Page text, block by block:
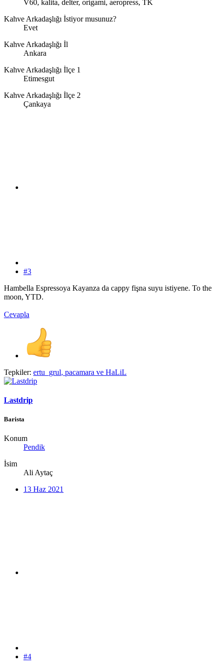
V60, kalita, delter, origami, aeropress, TK
Kahve Arkadaşlığı İstiyor musunuz?
Evet
Kahve Arkadaşlığı İl
Ankara
Kahve Arkadaşlığı İlçe 1
Etimesgut
Kahve Arkadaşlığı İlçe 2
Çankaya
#3
Hambella Espressoya Kayanza da cappy fişna suyu istiyene. To the
moon, YTD.
Cevapla
Tepkiler: ertu_grul, pacamara ve HaLiL
Lastdrip
Barista
Konum
Pendik
İsim
Ali Aytaç
13 Haz 2021
#4